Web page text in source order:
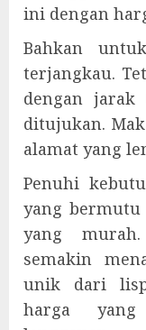
ini dengan
Bahkan
terjangkau.
dengan jarak
ditujukan.
alamat yang
Penuhi
yang bermutu
yang
semakin
unik dari
harga